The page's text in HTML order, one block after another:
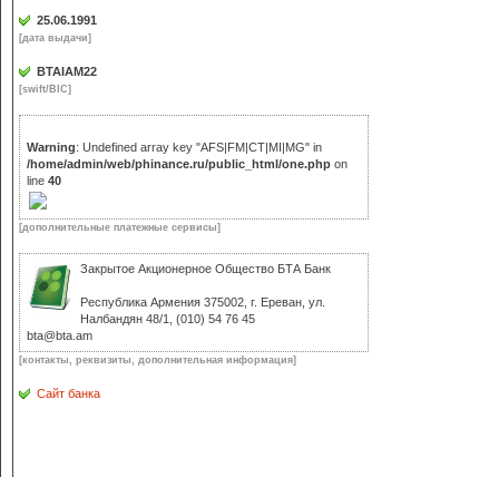
25.06.1991
[дата выдачи]
BTAIAM22
[swift/BIC]
Warning: Undefined array key "АFS|FM|CT|MI|MG" in
/home/admin/web/phinance.ru/public_html/one.php on
line 40
[дополнительные платежные сервисы]
Закрытое Акционерное Общество БТА Банк
Республика Армения 375002, г. Ереван, ул.
Налбандян 48/1, (010) 54 76 45
bta@bta.am
[контакты, реквизиты, дополнительная информация]
Сайт банка